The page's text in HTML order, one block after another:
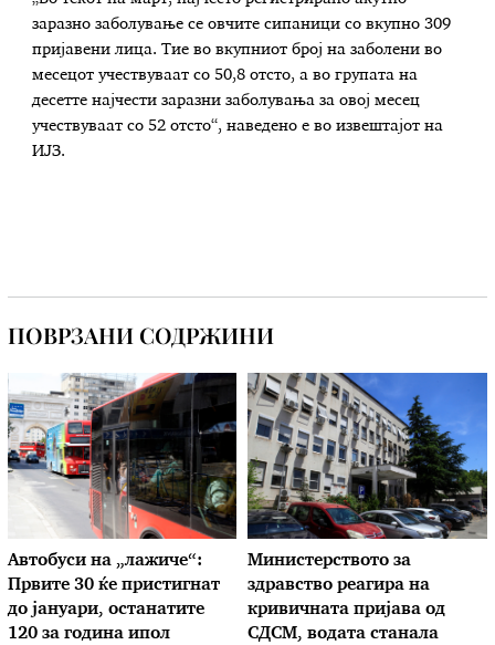
заразно заболување се овчите сипаници со вкупно 309
пријавени лица. Тие во вкупниот број на заболени во
месецот учествуваат со 50,8 отсто, а во групата на
десетте најчести заразни заболувања за овој месец
учествуваат со 52 отсто“, наведено е во извештајот на
ИЈЗ.
ПОВРЗАНИ СОДРЖИНИ
Автобуси на „лажиче“:
Првите 30 ќе пристигнат
до јануари, останатите
120 за година ипол
Министерството за
здравство реагира на
кривичната пријава од
СДСМ, водата станала